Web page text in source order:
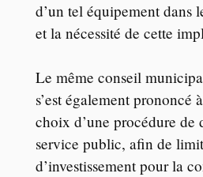
d’un tel équipement dans
et la nécessité de cette
Le même conseil
s’est également prononcé
choix d’une procédure de
service public, afin de
d’investissement pour la